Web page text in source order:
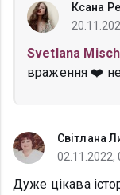
Ксана
Svetlana
враження ❤️ не
Світлана
02.11.2022,
Дуже цікава